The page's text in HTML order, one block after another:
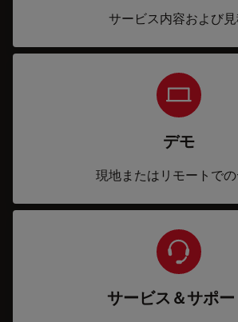
サービス内容および
デモ
現地またはリモートで
サービス＆サポー